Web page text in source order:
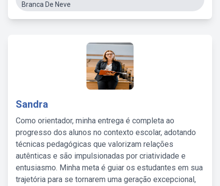
Branca De Neve
Sandra
Como orientador, minha entrega é completa ao
progresso dos alunos no contexto escolar, adotando
técnicas pedagógicas que valorizam relações
autênticas e são impulsionadas por criatividade e
entusiasmo. Minha meta é guiar os estudantes em sua
trajetória para se tornarem uma geração excepcional,